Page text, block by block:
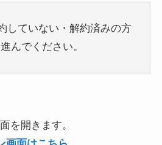
していない・解約済みの方
んでください。
を開きます。